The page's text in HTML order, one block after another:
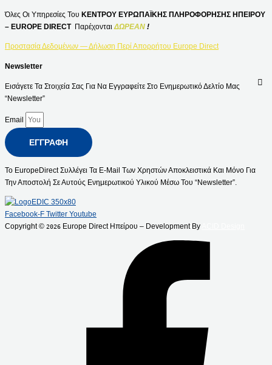
Όλες Οι Υπηρεσίες Του ΚΕΝΤΡΟΥ ΕΥΡΩΠΑΪΚΗΣ ΠΛΗΡΟΦΟΡΗΣΗΣ ΗΠΕΙΡΟΥ
– EUROPE DIRECT Παρέχονται ΔΩΡΕΑΝ !
Προστασία Δεδομένων — Δήλωση Περί Απορρήτου Europe Direct
Newsletter
Εισάγετε Τα Στοιχεία Σας Για Να Εγγραφείτε Στο Ενημερωτικό Δελτίο Μας
“Newsletter”
Email
ΕΓΓΡΑΦΉ
Το EuropeDirect Συλλέγει Τα E-Mail Των Χρηστών Αποκλειστικά Και Μόνο Για
Την Αποστολή Σε Αυτούς Ενημερωτικού Υλικού Μέσω Του “Newsletter”.
Facebook-F Twitter Youtube
Copyright © 2026 Europe Direct Ηπείρου – Development By